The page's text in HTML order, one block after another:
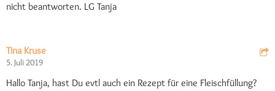
nicht beantworten. LG Tanja
Tina Kruse
5. Juli 2019
Hallo Tanja, hast Du evtl auch ein Rezept für eine Fleischfüllung?